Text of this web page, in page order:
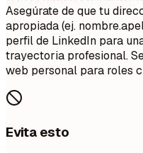
Asegúrate de que tu
apropiada (ej.
perfil de LinkedIn para
trayectoria profesional.
web personal para roles
Evita esto